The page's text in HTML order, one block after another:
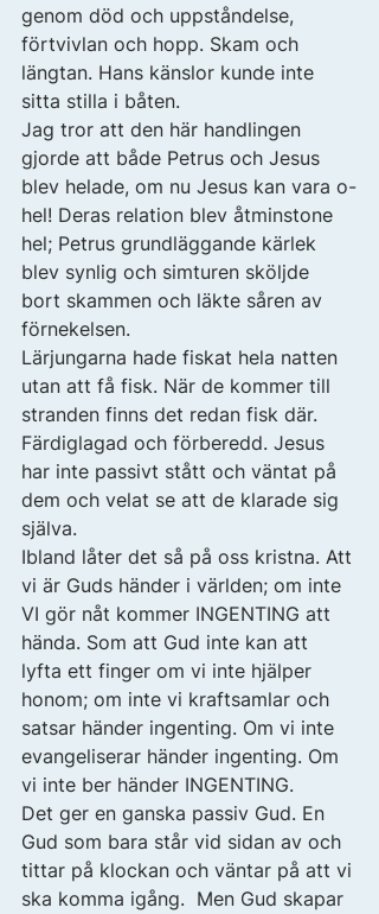
genom död och uppståndelse,
förtvivlan och hopp. Skam och
längtan. Hans känslor kunde inte
sitta stilla i båten.
Jag tror att den här handlingen
gjorde att både Petrus och Jesus
blev helade, om nu Jesus kan vara o-
hel! Deras relation blev åtminstone
hel; Petrus grundläggande kärlek
blev synlig och simturen sköljde
bort skammen och läkte såren av
förnekelsen.
Lärjungarna hade fiskat hela natten
utan att få fisk. När de kommer till
stranden finns det redan fisk där.
Färdiglagad och förberedd. Jesus
har inte passivt stått och väntat på
dem och velat se att de klarade sig
själva.
Ibland låter det så på oss kristna. Att
vi är Guds händer i världen; om inte
VI gör nåt kommer INGENTING att
hända. Som att Gud inte kan att
lyfta ett finger om vi inte hjälper
honom; om inte vi kraftsamlar och
satsar händer ingenting. Om vi inte
evangeliserar händer ingenting. Om
vi inte ber händer INGENTING.
Det ger en ganska passiv Gud. En
Gud som bara står vid sidan av och
tittar på klockan och väntar på att vi
ska komma igång.  Men Gud skapar